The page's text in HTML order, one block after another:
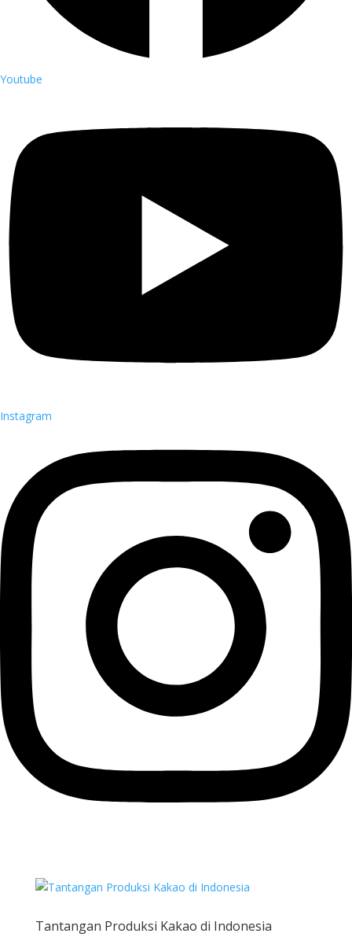
Youtube
Instagram
Tantangan Produksi Kakao di Indonesia